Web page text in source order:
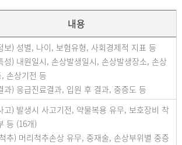
내용
보) 성별, 나이, 보험유형, 사회경제적 지표 등
성) 내원일시, 손상발생일시, 손상발생장소, 손상
손상기전 등
과) 응급진료결과, 입원 후 결과, 중증도 등
고) 발생시 사고기전, 약물복용 유무, 보호장비 착
등 (16개)
추) 머리척추손상 유무, 중재술, 손상부위별 중증